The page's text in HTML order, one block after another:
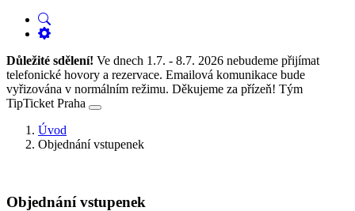
Důležité sdělení! Ve dnech 1.7. - 8.7. 2026 nebudeme přijímat
telefonické hovory a rezervace. Emailová komunikace bude
vyřizována v normálním režimu. Děkujeme za přízeň! Tým
TipTicket Praha
Úvod
Objednání vstupenek
Objednání vstupenek